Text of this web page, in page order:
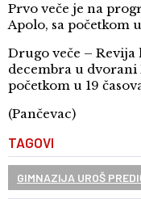
Prvo veče je na
Apolo, sa početkom
Drugo veče – Revija
decembra u dvorani
početkom u 19
(Pančevac)
TAGOVI
GIMNAZIJA UROŠ